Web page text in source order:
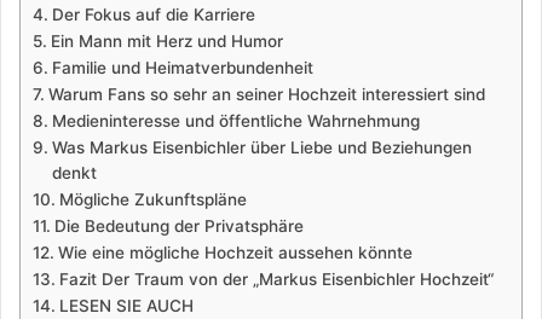
Der Fokus auf die Karriere
Ein Mann mit Herz und Humor
Familie und Heimatverbundenheit
Warum Fans so sehr an seiner Hochzeit interessiert sind
Medieninteresse und öffentliche Wahrnehmung
Was Markus Eisenbichler über Liebe und Beziehungen
denkt
Mögliche Zukunftspläne
Die Bedeutung der Privatsphäre
Wie eine mögliche Hochzeit aussehen könnte
Fazit Der Traum von der „Markus Eisenbichler Hochzeit“
LESEN SIE AUCH